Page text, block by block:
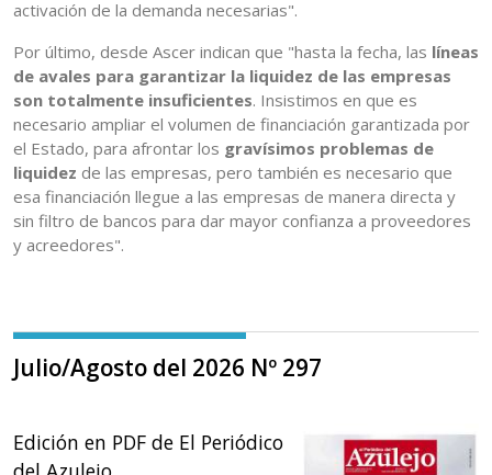
activación de la demanda necesarias".
Por último, desde Ascer indican que "hasta la fecha, las líneas
de avales para garantizar la liquidez de las empresas
son totalmente insuficientes. Insistimos en que es
necesario ampliar el volumen de financiación garantizada por
el Estado, para afrontar los gravísimos problemas de
liquidez de las empresas, pero también es necesario que
esa financiación llegue a las empresas de manera directa y
sin filtro de bancos para dar mayor confianza a proveedores
y acreedores".
Julio/Agosto del 2026 Nº 297
Edición en PDF de El Periódico